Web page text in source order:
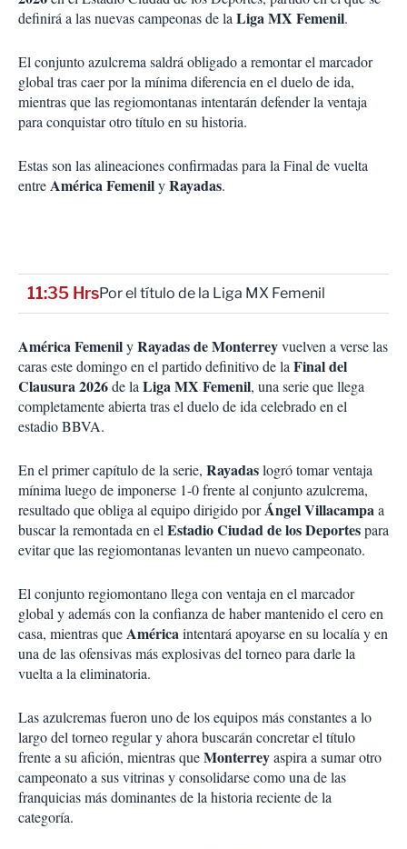
definirá a las nuevas campeonas de laLiga MX Femenil.
El conjunto azulcrema saldrá obligado a remontar el marcador
global tras caer por la mínima diferencia en el duelo de ida,
mientras que las regiomontanas intentarán defender la ventaja
para conquistar otro título en su historia.
Estas son las alineaciones confirmadas para la Final de vuelta
entreAmérica FemenilyRayadas.
11:35 HrsPor el título de la Liga MX Femenil
América FemenilyRayadas de Monterreyvuelven a verse las
caras este domingo en el partido definitivo de laFinal del
Clausura 2026de laLiga MX Femenil, una serie que llega
completamente abierta tras el duelo de ida celebrado en el
estadio BBVA.
En el primer capítulo de la serie, Rayadaslogró tomar ventaja
mínima luego de imponerse 1-0 frente al conjunto azulcrema,
resultado que obliga al equipo dirigido porÁngel Villacampaa
buscar la remontada en elEstadio Ciudad de los Deportespara
evitar que las regiomontanas levanten un nuevo campeonato.
El conjunto regiomontano llega con ventaja en el marcador
global y además con la confianza de haber mantenido el cero en
casa, mientras queAméricaintentará apoyarse en su localía y en
una de las ofensivas más explosivas del torneo para darle la
vuelta a la eliminatoria.
Las azulcremas fueron uno de los equipos más constantes a lo
largo del torneo regular y ahora buscarán concretar el título
frente a su afición, mientras queMonterreyaspira a sumar otro
campeonato a sus vitrinas y consolidarse como una de las
franquicias más dominantes de la historia reciente de la
categoría.